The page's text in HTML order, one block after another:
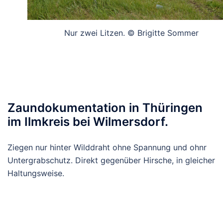
Nur zwei Litzen. © Brigitte Sommer
Zaundokumentation in Thüringen
im Ilmkreis bei Wilmersdorf.
Ziegen nur hinter Wilddraht ohne Spannung und ohnr
Untergrabschutz. Direkt gegenüber Hirsche, in gleicher
Haltungsweise.